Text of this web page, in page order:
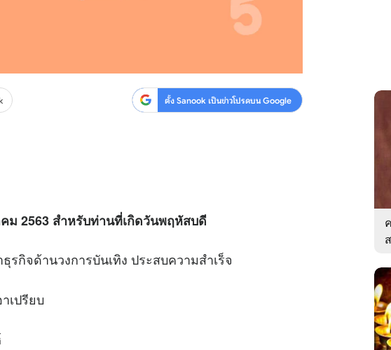
ตั้ง Sanook เป็นข่าวโปรดบน Google
ม 2563 สำหรับท่านที่เกิดวันพฤหัสบดี
กิจด้านวงการบันเทิง ประสบความสำเร็จ
เปรียบ